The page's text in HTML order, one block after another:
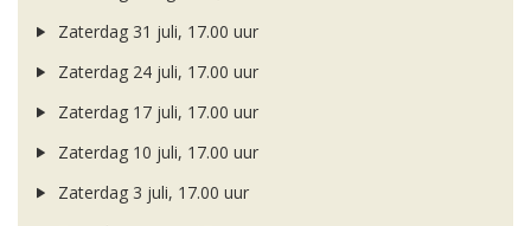
Zaterdag 31 juli, 17.00 uur
Zaterdag 24 juli, 17.00 uur
Zaterdag 17 juli, 17.00 uur
Zaterdag 10 juli, 17.00 uur
Zaterdag 3 juli, 17.00 uur